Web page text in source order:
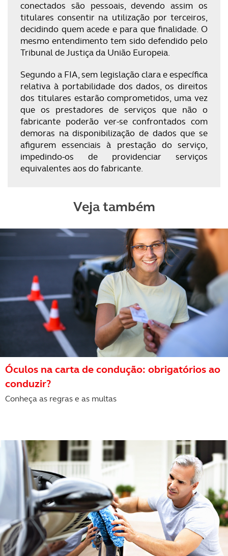
conectados são pessoais, devendo assim os
titulares consentir na utilização por terceiros,
decidindo quem acede e para que finalidade. O
mesmo entendimento tem sido defendido pelo
Tribunal de Justiça da União Europeia.
Segundo a FIA, sem legislação clara e específica
relativa à portabilidade dos dados, os direitos
dos titulares estarão comprometidos, uma vez
que os prestadores de serviços que não o
fabricante poderão ver-se confrontados com
demoras na disponibilização de dados que se
afigurem essenciais à prestação do serviço,
impedindo-os de providenciar serviços
equivalentes aos do fabricante.
Veja também
Óculos na carta de condução: obrigatórios ao
conduzir?
Conheça as regras e as multas